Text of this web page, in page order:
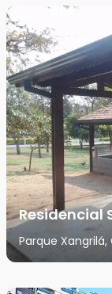
Residencial
Parque Xangrilá,